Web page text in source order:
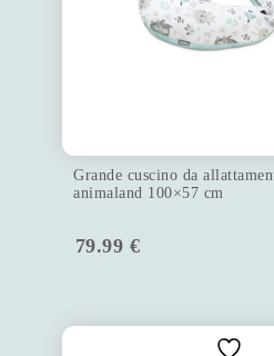
Grande cuscino da
animaland 100×57 cm
79.99 €